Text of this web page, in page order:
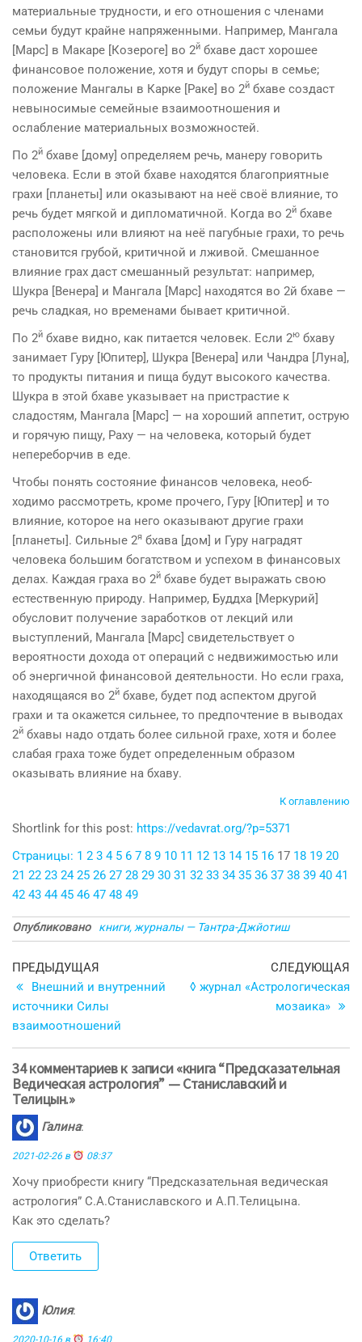
материальные трудности, и его отношения с членами
семьи будут крайне напряжен­ными. Например, Мангала
[Марс] в Макаре [Козероге] во 2й бхаве даст хоро­шее
финансовое положение, хотя и будут споры в семье;
положение Мангалы в Карке [Раке] во 2й бхаве создаст
невыноси­мые семейные взаимоотношения и
ослабление материаль­ных возможностей.
По 2й бхаве [дому] определяем речь, манеру говорить
человека. Если в этой бхаве находятся благоприятные
грахи [планеты] или оказывают на неё своё влияние, то
речь будет мягкой и дипломатичной. Когда во 2й бхаве
расположены или влияют на неё пагубные грахи, то речь
становится гру­бой, критичной и лживой. Смешанное
влияние грах даст смешанный результат: например,
Шукра [Венера] и Мангала [Марс] находят­ся во 2й бхаве —
речь сладкая, но временами бывает кри­тичной.
По 2й бхаве видно, как питается человек. Если 2ю бхаву
занимает Гуру [Юпитер], Шукра [Венера] или Чандра [Луна],
то продукты пита­ния и пища будут высокого качества.
Шукра в этой бхаве указывает на пристрастие к
сладостям, Мангала [Марс] — на хоро­ший аппетит, острую
и горячую пищу, Раху — на человека, который будет
непереборчив в еде.
Чтобы понять состояние финансов человека, необ­
ходимо рассмотреть, кроме прочего, Гуру [Юпитер] и то
влияние, которое на него оказывают другие грахи
[планеты]. Сильные 2я бхава [дом] и Гуру на­градят
человека большим богатством и успехом в финансо­вых
делах. Каждая граха во 2й бхаве будет выражать свою
естественную природу. Например, Буддха [Меркурий]
обусловит получение заработков от лекций или
выступле­ний, Мангала [Марс] свидетельствует о
вероятности дохода от операций с недвижимостью или
об энергичной финансовой деятельности. Но если граха,
находящаяся во 2й бхаве, будет под аспектом другой
грахи и та окажется сильнее, то предпочтение в выводах
2й бхавы надо отдать более сильной грахе, хотя и более
слабая граха тоже будет определенным образом
оказывать влияние на бхаву.
К оглавлению
Shortlink for this post: https://vedavrat.org/?p=5371
Страницы: 1 2 3 4 5 6 7 8 9 10 11 12 13 14 15 16 17 18 19 20
21 22 23 24 25 26 27 28 29 30 31 32 33 34 35 36 37 38 39 40 41
42 43 44 45 46 47 48 49
Опубликовано книги, журналы — Тантра-Джйотиш
Навигация
по
записям
Предыдущая
запись
ПРЕДЫДУЩАЯ
Внешний и внутренний
источники Силы
взаимоотношений
СЛЕДУЮЩАЯ
◊ журнал «Астрологическая
мозаика»
34 комментариев к записи «книга “Предсказательная
Ведическая астрология” — Станиславский и
Телицын.»
Галина:
2021-02-26 в 08:37
Хочу приобрести книгу “Предсказательная ведическая
астрология” С.А.Станиславского и А.П.Телицына.
Как это сделать?
Ответить
Юлия:
2020-10-16 в 16:40